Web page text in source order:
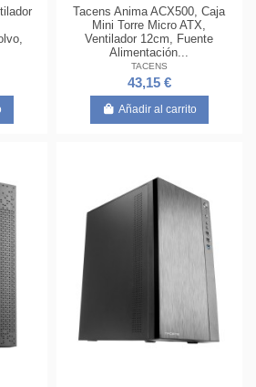
Tacens Anima ACX500, Caja
Mini Torre Micro ATX,
Ventilador 12cm, Fuente
Alimentación...
TACENS
43,15 €
Añadir al carrito